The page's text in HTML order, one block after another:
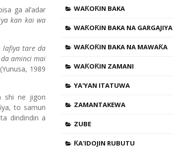
ga al’adar
kan kai wa
lafiya tare da
aminci mai
1989
shi ne jigon
to samun
dindindin a
WAƘOƘIN BAKA
WAƘOƘIN BAKA NA GARGAJIYA
WAƘOƘIN BAKA NA MAWAƘA
WAƘOƘIN ZAMANI
YA'YAN ITATUWA
ZAMANTAKEWA
ZUBE
ƘA'IDOJIN RUBUTU